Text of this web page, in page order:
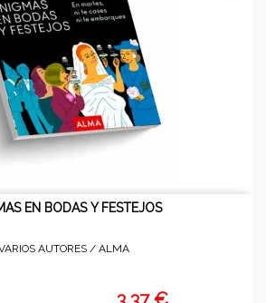
EN BODAS Y FESTEJOS
AUTORES / ALMA